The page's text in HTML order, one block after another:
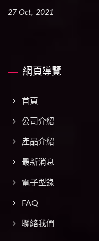
27 Oct, 2021
網頁導覽
首頁
公司介紹
產品介紹
最新消息
電子型錄
FAQ
聯絡我們